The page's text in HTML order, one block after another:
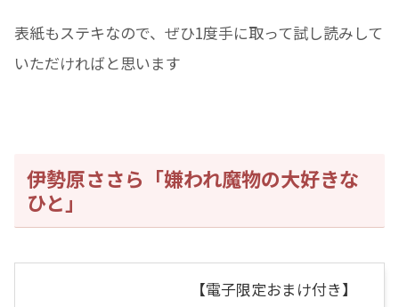
表紙もステキなので、ぜひ1度手に取って試し読みして
いただければと思います
伊勢原ささら「嫌われ魔物の大好きな
ひと」
【電子限定おまけ付き】